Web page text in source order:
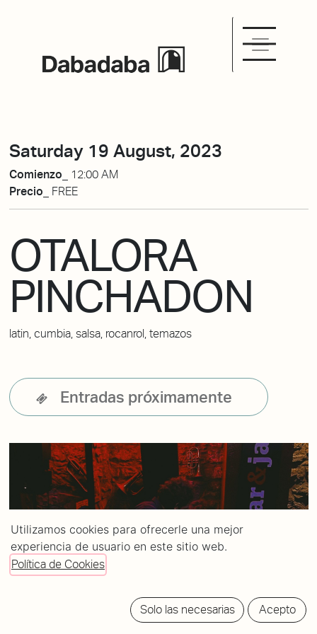
Saturday 19 August, 2023
Comienzo_
12:00 AM
Precio_
FREE
OTALORA
PINCHADON
latin, cumbia, salsa, rocanrol, temazos
Entradas próximamente
Utilizamos cookies para ofrecerle una mejor
experiencia de usuario en este sitio web.
Política de Cookies
Solo las necesarias Acepto